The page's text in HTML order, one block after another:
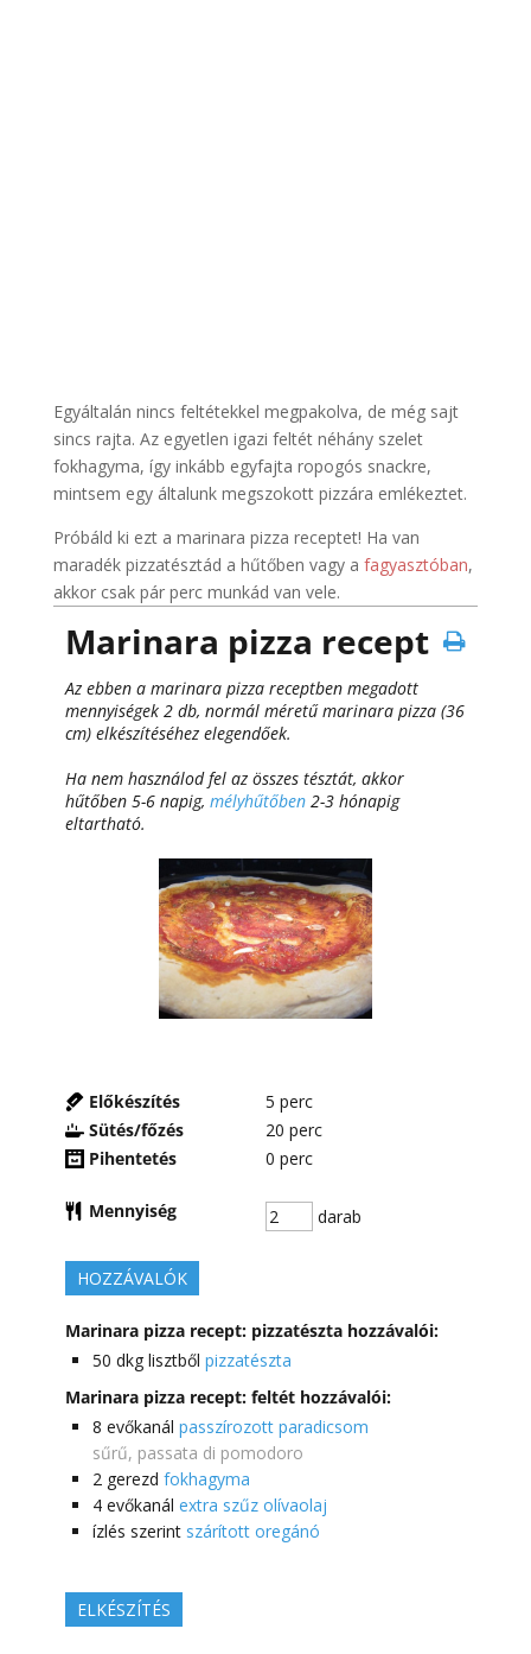
Egyáltalán nincs feltétekkel megpakolva, de még sajt
sincs rajta. Az egyetlen igazi feltét néhány szelet
fokhagyma, így inkább egyfajta ropogós snackre,
mintsem egy általunk megszokott pizzára emlékeztet.
Próbáld ki ezt a marinara pizza receptet! Ha van
maradék pizzatésztád a hűtőben vagy a fagyasztóban,
akkor csak pár perc munkád van vele.
Marinara pizza recept
Az ebben a marinara pizza receptben megadott
mennyiségek 2 db, normál méretű marinara pizza (36
cm) elkészítéséhez elegendőek.
Ha nem használod fel az összes tésztát, akkor
hűtőben 5-6 napig, mélyhűtőben2-3 hónapig
eltartható.
Előkészítés 5 perc
Sütés/főzés
20 perc
Pihentetés
0 perc
Mennyiség darab
HOZZÁVALÓK
Marinara pizza recept: pizzatészta hozzávalói:
50 dkg lisztből pizzatészta
Marinara pizza recept: feltét hozzávalói:
8 evőkanál passzírozott paradicsom
sűrű, passata di pomodoro
2 gerezd fokhagyma
4 evőkanál extra szűz olívaolaj
ízlés szerint szárított oregánó
ELKÉSZÍTÉS